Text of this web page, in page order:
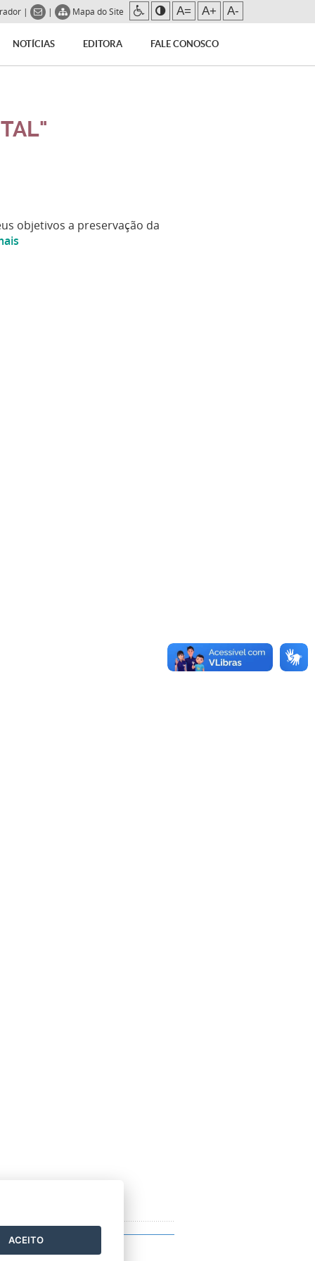
| | Mapa do Site A= A+ A-
NOTÍCIAS EDITORA FALE CONOSCO
objetivos a preservação da
ACEITO